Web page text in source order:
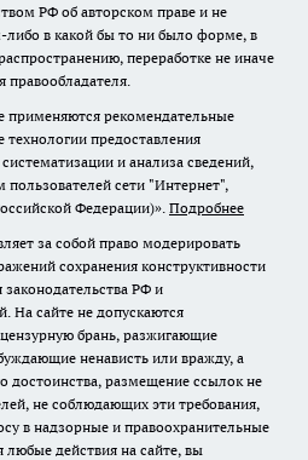
РФ об авторском праве и не
в какой бы то ни было форме, в
переработке не иначе
правообладателя.
рекомендательные
предоставления
и анализа сведений,
сети "Интернет",
Федерации)». Подробнее
за собой право модерировать
сохранения конструктивности
РФ и
На сайте не допускаются
брань, разжигающие
ненависть или вражду, а
достоинства, размещение ссылок не
не соблюдающих эти требования,
в надзорные и правоохранительные
любые действия на сайте, вы